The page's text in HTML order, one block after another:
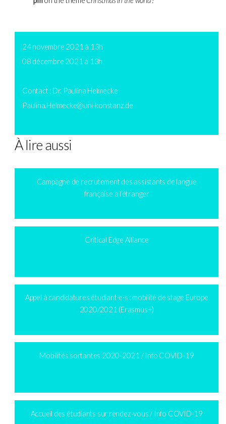
24 novembre 2021 à 13h
08 décembre 2021 à 13h
Contact : Dr. Paulina Helmecke
Paulina.Helmecke@uni-konstanz.de
À lire aussi
Campagne de recrutement des assistants de langue
française a l’étranger
Critical Edge Alliance
Appel à candidatures étudiant·e·s : mobilité de stage Europe
2020/2021 (Erasmus+)
Mobilités sortantes 2020-2021 / Info COVID-19
Accueil des étudiants sur rendez-vous / Info COVID-19